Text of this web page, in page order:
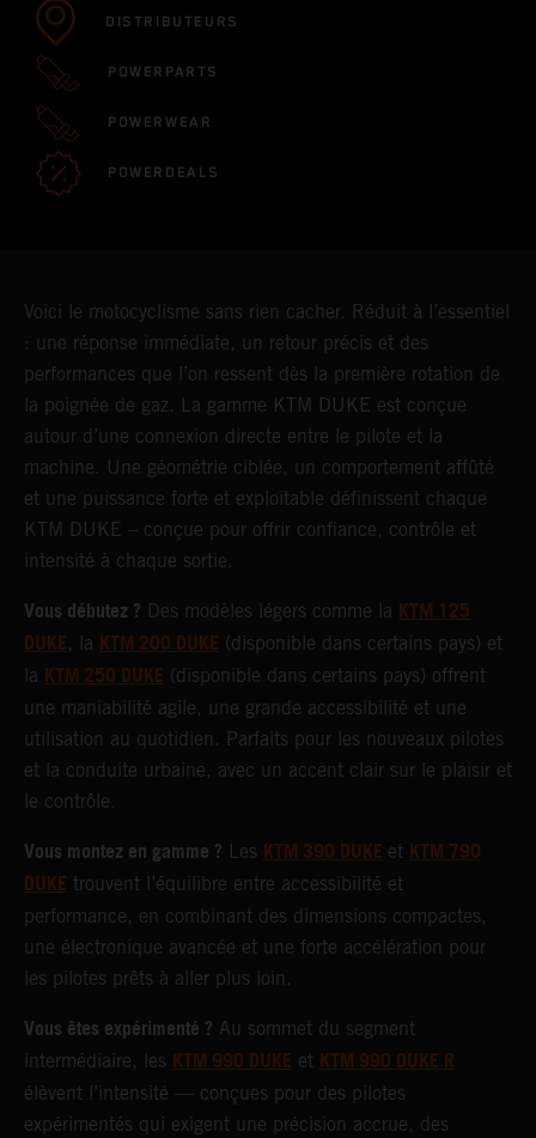
DISTRIBUTEURS
POWERPARTS
POWERWEAR
POWERDEALS
Voici le motocyclisme sans rien cacher. Réduit à l’essentiel
: une réponse immédiate, un retour précis et des
performances que l’on ressent dès la première rotation de
la poignée de gaz. La gamme KTM DUKE est conçue
autour d’une connexion directe entre le pilote et la
machine. Une géométrie ciblée, un comportement affûté
et une puissance forte et exploitable définissent chaque
KTM DUKE – conçue pour offrir confiance, contrôle et
intensité à chaque sortie.
Vous débutez ? Des modèles légers comme la KTM 125
DUKE, la KTM 200 DUKE (disponible dans certains pays) et
la KTM 250 DUKE (disponible dans certains pays) offrent
une maniabilité agile, une grande accessibilité et une
utilisation au quotidien. Parfaits pour les nouveaux pilotes
et la conduite urbaine, avec un accent clair sur le plaisir et
le contrôle.
Vous montez en gamme ? Les KTM 390 DUKE et KTM 790
DUKE trouvent l’équilibre entre accessibilité et
performance, en combinant des dimensions compactes,
une électronique avancée et une forte accélération pour
les pilotes prêts à aller plus loin.
Vous êtes expérimenté ? Au sommet du segment
intermédiaire, les KTM 990 DUKE et KTM 990 DUKE R
élèvent l’intensité — conçues pour des pilotes
expérimentés qui exigent une précision accrue, des